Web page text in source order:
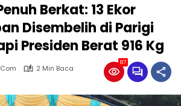
Berkat: 13 Ekor
Disembelih di Parigi
Presiden Berat 916 Kg
2 Min Baca
87